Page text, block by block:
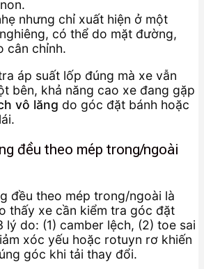
nhưng chỉ xuất hiện ở một
có thể do mặt đường,
cân chỉnh.
áp suất lốp đúng mà xe vẫn
bên, khả năng cao xe đang gặp
vô lăng do góc đặt bánh hoặc
đều theo mép trong/ngoài
đều theo mép trong/ngoài là
thấy xe cần kiểm tra góc đặt
lý do: (1) camber lệch, (2) toe sai
xóc yếu hoặc rotuyn rơ khiến
góc khi tải thay đổi.